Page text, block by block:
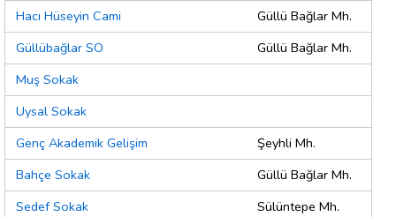
Hacı Hüseyin Cami
Güllü Bağlar Mh.
Güllübağlar SO
Güllü Bağlar Mh.
Muş Sokak
Uysal Sokak
Genç Akademik Gelişim
Şeyhli Mh.
Bahçe Sokak
Güllü Bağlar Mh.
Sedef Sokak
Sülüntepe Mh.